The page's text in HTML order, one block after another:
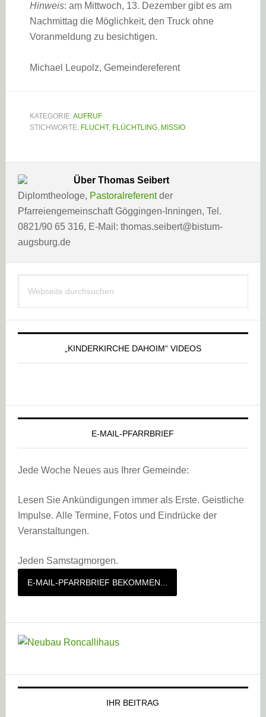
Hinweis: am Mittwoch, 13. Dezember gibt es am
Nachmittag die Möglichkeit, den Truck ohne
Voranmeldung zu besichtigen.
Michael Leupolz, Gemeindereferent
KATEGORIE:AUFRUF
STICHWORTE: FLUCHT, FLÜCHTLING, MISSIO
Über Thomas Seibert
Diplomtheologe, Pastoralreferentder
Pfarreiengemeinschaft Göggingen-Inningen, Tel.
0821/90 65 316, E-Mail: thomas.seibert@bistum-
augsburg.de
Haupt-
Sidebar
durchsuchen
„KINDERKIRCHE DAHOIM“ VIDEOS
E-MAIL-PFARRBRIEF
Jede Woche Neues aus Ihrer Gemeinde:
Lesen Sie Ankündigungen immer als Erste. Geistliche
Impulse. Alle Termine, Fotos und Eindrücke der
Veranstaltungen.
Jeden Samstagmorgen.
E-MAIL-PFARRBRIEF BEKOMMEN...
IHR BEITRAG